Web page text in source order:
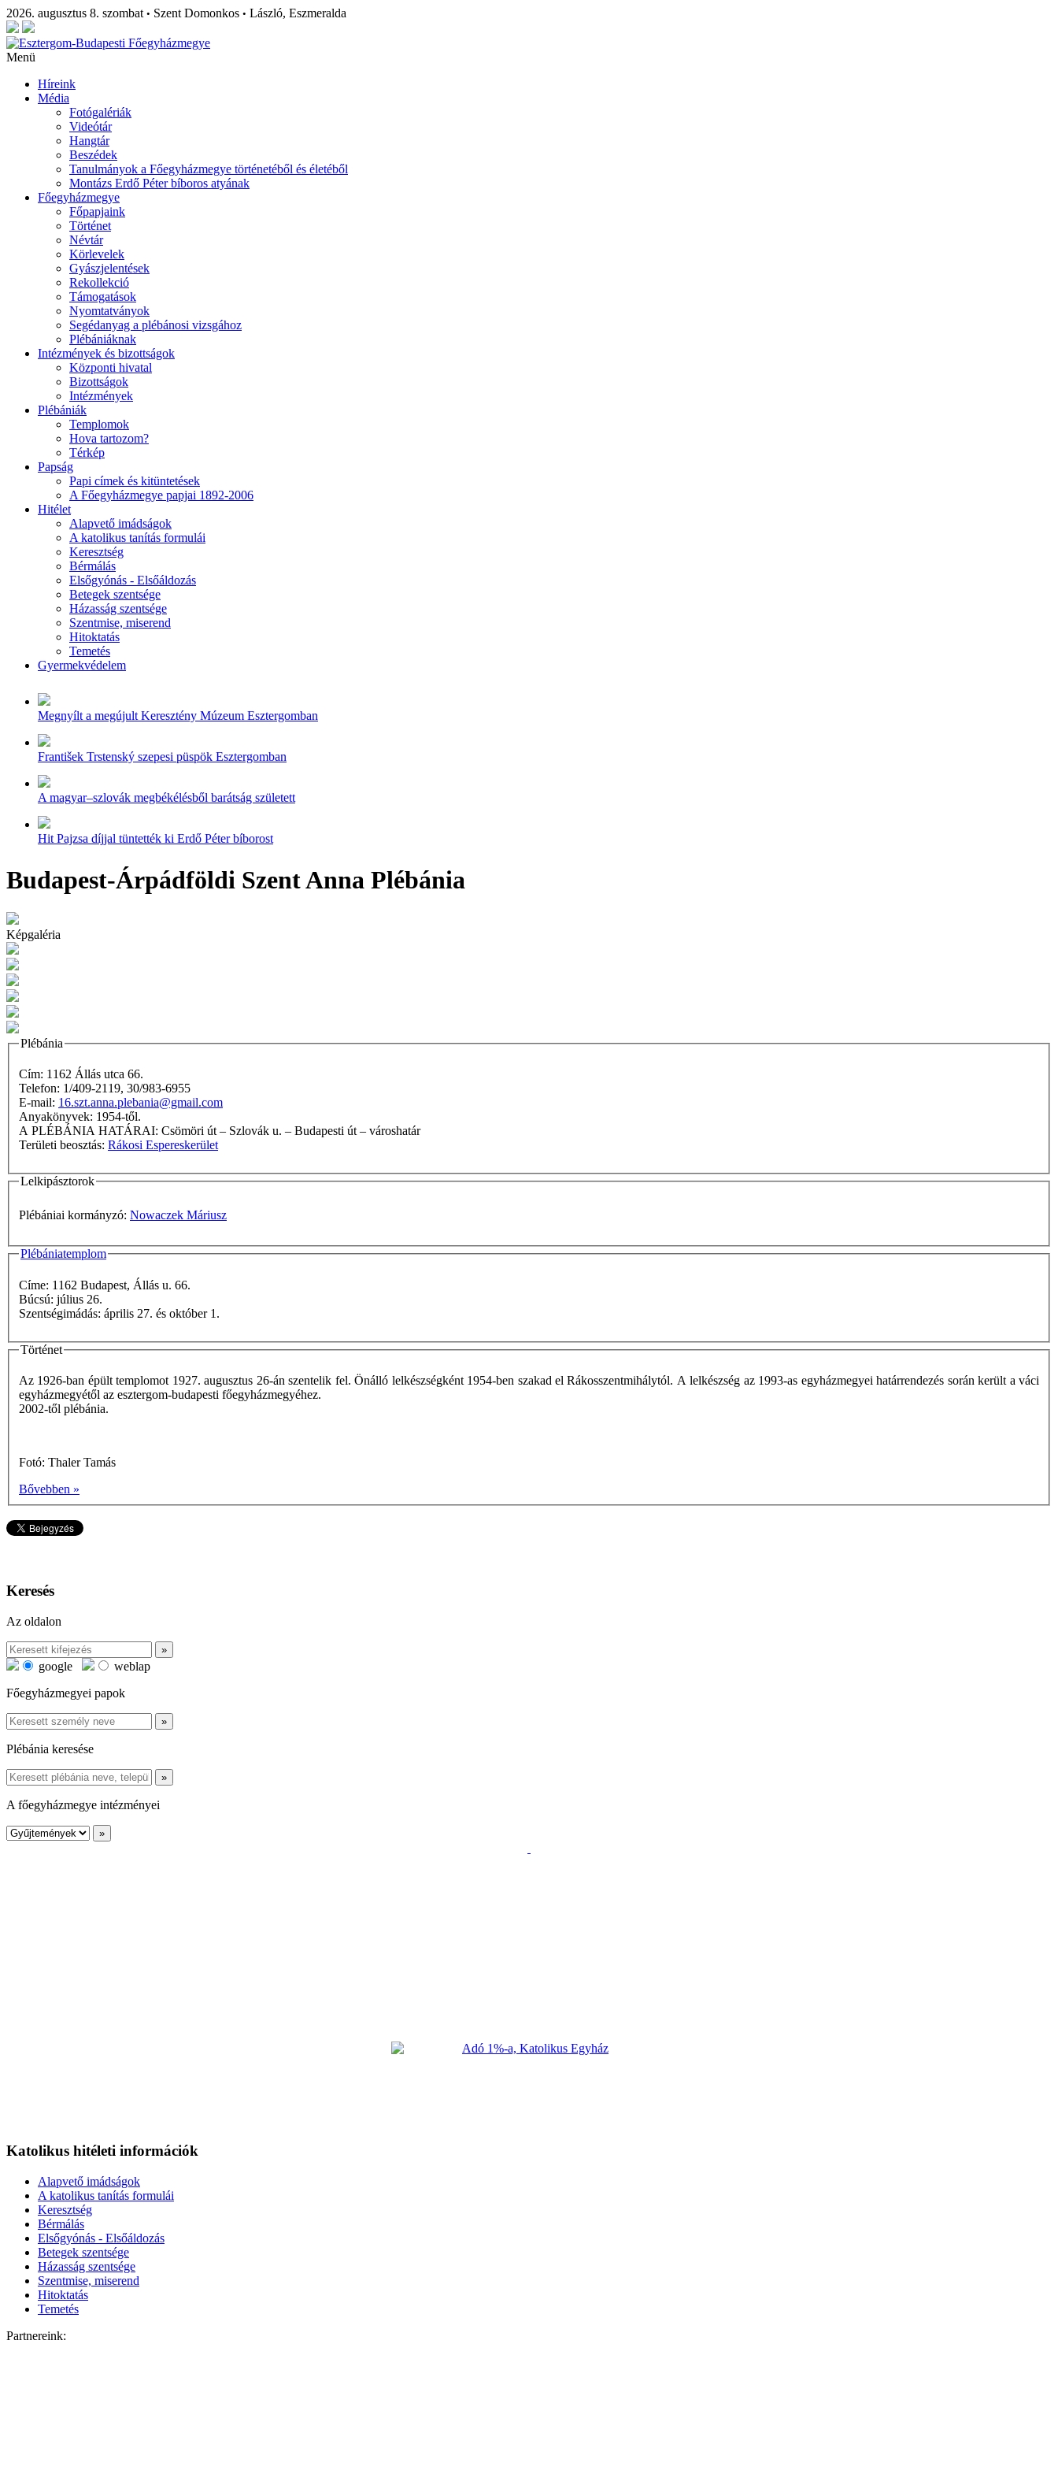
2026. augusztus 8. szombat • Szent Domonkos • László, Eszmeralda
Menü
Híreink
Média
Fotógalériák
Videótár
Hangtár
Beszédek
Tanulmányok a Főegyházmegye történetéből és életéből
Montázs Erdő Péter bíboros atyának
Főegyházmegye
Főpapjaink
Történet
Névtár
Körlevelek
Gyászjelentések
Rekollekció
Támogatások
Nyomtatványok
Segédanyag a plébánosi vizsgához
Plébániáknak
Intézmények és bizottságok
Központi hivatal
Bizottságok
Intézmények
Plébániák
Templomok
Hova tartozom?
Térkép
Papság
Papi címek és kitüntetések
A Főegyházmegye papjai 1892-2006
Hitélet
Alapvető imádságok
A katolikus tanítás formulái
Keresztség
Bérmálás
Elsőgyónás - Elsőáldozás
Betegek szentsége
Házasság szentsége
Szentmise, miserend
Hitoktatás
Temetés
Gyermekvédelem
Megnyílt a megújult Keresztény Múzeum Esztergomban
František Trstenský szepesi püspök Esztergomban
A magyar–szlovák megbékélésből barátság született
Hit Pajzsa díjjal tüntették ki Erdő Péter bíborost
Budapest-Árpádföldi Szent Anna Plébánia
Képgaléria
Plébánia
Cím: 1162 Állás utca 66.
Telefon: 1/409-2119, 30/983-6955
E-mail: 16.szt.anna.plebania@gmail.com
Anyakönyvek: 1954-től.
A PLÉBÁNIA HATÁRAI: Csömöri út – Szlovák u. – Budapesti út – városhatár
Területi beosztás: Rákosi Espereskerület
Lelkipásztorok
Plébániai kormányzó: Nowaczek Máriusz
Plébániatemplom
Címe: 1162 Budapest, Állás u. 66.
Búcsú: július 26.
Szentségimádás: április 27. és október 1.
Történet
Az 1926-ban épült templomot 1927. augusztus 26-án szentelik fel. Önálló lelkészségként 1954-ben szakad el Rákosszentmihálytól. A lelkészség az 1993-as egyházmegyei határrendezés során került a váci
egyházmegyétől az esztergom-budapesti főegyházmegyéhez.
2002-től plébánia.
Fotó: Thaler Tamás
Bővebben »
Keresés
Az oldalon
google
weblap
Főegyházmegyei papok
Plébánia keresése
A főegyházmegye intézményei
Katolikus hitéleti információk
Alapvető imádságok
A katolikus tanítás formulái
Keresztség
Bérmálás
Elsőgyónás - Elsőáldozás
Betegek szentsége
Házasság szentsége
Szentmise, miserend
Hitoktatás
Temetés
Partnereink: